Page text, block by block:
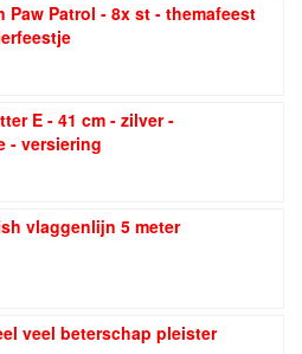
Paw Patrol - 8x st - themafeest
E - 41 cm - zilver -
- versiering
vlaggenlijn 5 meter
veel beterschap pleister